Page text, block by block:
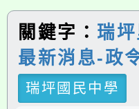
關鍵字： 瑞坪
最新消息-政
瑞坪國民中學